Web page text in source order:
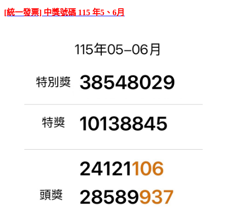
[統一發票] 中獎號碼 115 年5、6月